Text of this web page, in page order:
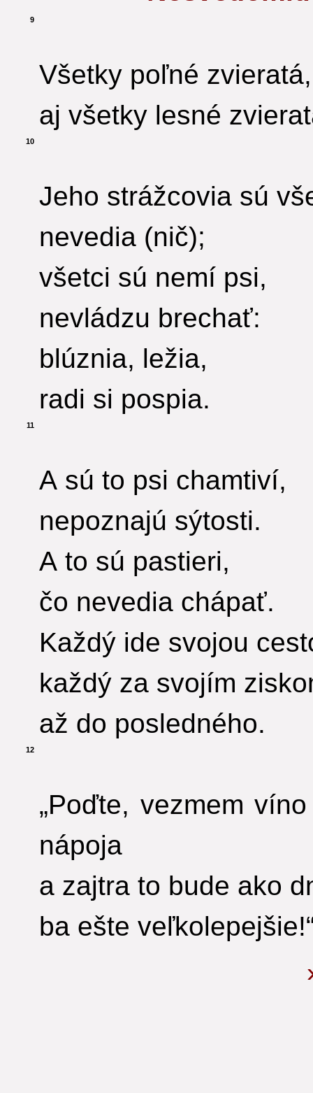
9
Všetky poľné
aj všetky lesné
10
Jeho strážcovia sú
nevedia (nič);
všetci sú nemí psi,
nevládzu brechať:
blúznia, ležia,
radi si pospia.
11
A sú to psi chamtiví,
nepoznajú sýtosti.
A to sú pastieri,
čo nevedia chápať.
Každý ide svojou
každý za svojím
až do posledného.
12
„Poďte, vezmem
nápoja
a zajtra to bude ako
ba ešte